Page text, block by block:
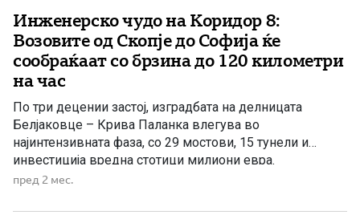
Инженерско чудо на Коридор 8:
Возовите од Скопје до Софија ќе
сообраќаат со брзина до 120 километри
на час
По три децении застој, изградбата на делницата
Белјаковце – Крива Паланка влегува во
најинтензивната фаза, со 29 мостови, 15 тунели и
инвестиција вредна стотици милиони евра.
пред 2 мес.